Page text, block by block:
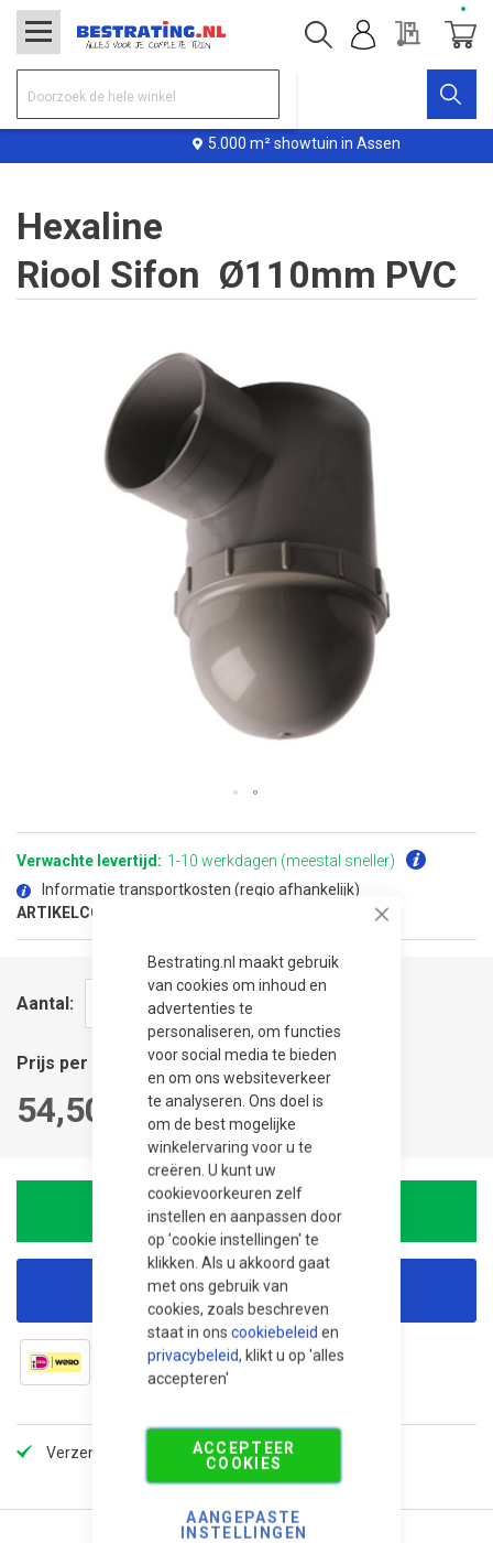
Bestrating.nl maakt gebruik
van cookies om inhoud en
advertenties te
personaliseren, om functies
voor social media te bieden
en om ons websiteverkeer
te analyseren. Ons doel is
om de best mogelijke
winkelervaring voor u te
creëren. U kunt uw
cookievoorkeuren zelf
instellen en aanpassen door
op 'cookie instellingen' te
klikken. Als u akkoord gaat
met ons gebruik van
cookies, zoals beschreven
staat in ons cookiebeleid en
privacybeleid, klikt u op 'alles
accepteren'
ACCEPTEER
COOKIES
AANGEPASTE
INSTELLINGEN
5.000 m² showtuin in Assen
Offerte
Hexaline
Riool Sifon Ø110mm PVC
afbeeldingen-
naar
begin
de
afbeeldingen-
Verwachte levertijd: 1-10 werkdagen (meestal sneller)
Informatie transportkosten (regio afhankelijk)
ARTIKELCODE:
Aantal
Prijs per stuk
54,50
In winkelwagen
Korting aanvragen
Verzendkosten slechts €5,99, gratis vanaf 100,-!